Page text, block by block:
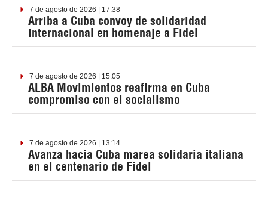
7 de agosto de 2026 | 17:38
Arriba a Cuba convoy de solidaridad
internacional en homenaje a Fidel
7 de agosto de 2026 | 15:05
ALBA Movimientos reafirma en Cuba
compromiso con el socialismo
7 de agosto de 2026 | 13:14
Avanza hacia Cuba marea solidaria italiana
en el centenario de Fidel